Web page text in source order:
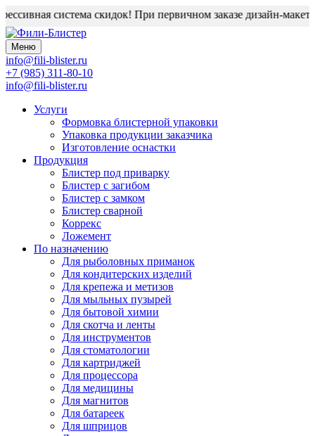
система скидок! При первичном заказе дизайн-макет
Меню
info@fili-blister.ru
+7 (985) 311-80-10
info@fili-blister.ru
Услуги
Формовка блистерной упаковки
Упаковка продукции заказчика
Изготовление оснастки
Продукция
Блистер под приварку
Блистер с загибом
Блистер с замком
Блистер сварной
Коррекс
Ложемент
По назначению
Для рыболовных приманок
Для кондитерских изделий
Для крепежа и метизов
Для мыльных пузырей
Для бытовой химии
Для скотча и ленты
Для инструментов
Для стоматологии
Для картриджей
Для процессора
Для медицины
Для магнитов
Для батареек
Для шприцов